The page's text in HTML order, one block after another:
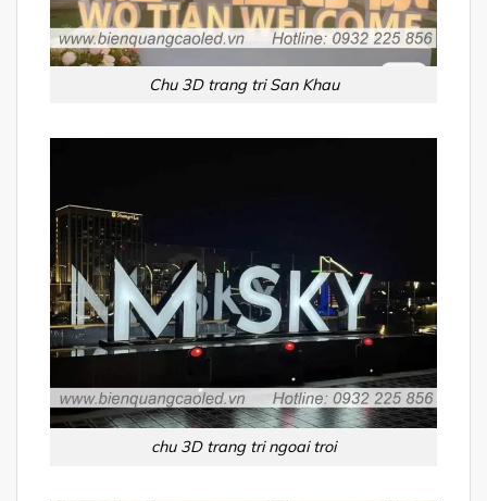
Chu 3D trang tri San Khau
chu 3D trang tri ngoai troi